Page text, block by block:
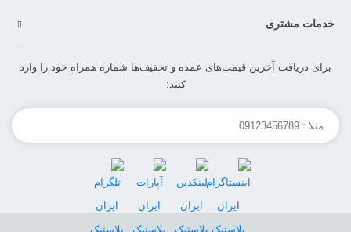
خدمات مشتری
برای دریافت آخرین قیمت‌های عمده و تخفیف‌ها شماره همراه خود را وارد
کنید: